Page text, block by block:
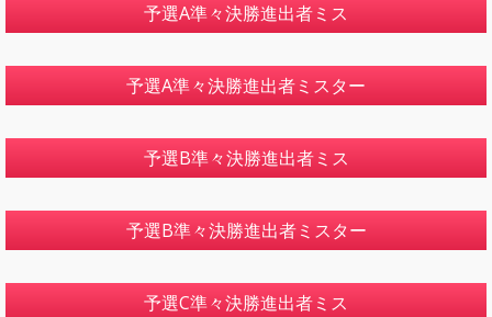
予選A準々決勝進出者ミス
予選A準々決勝進出者ミスター
予選B準々決勝進出者ミス
予選B準々決勝進出者ミスター
予選C準々決勝進出者ミス